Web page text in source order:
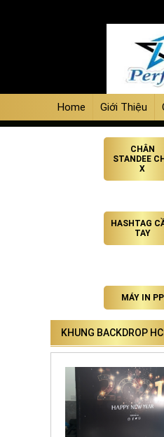
Home Giới Thiệu
CHÂN
STANDEE
X
HASHTAG
TAY
MÁY IN PP
KHUNG BACKDROP